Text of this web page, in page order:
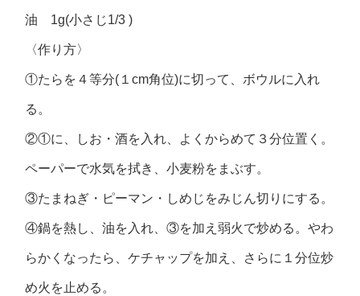
油 1g(小さじ1/3 )
〈作り方〉
①たらを４等分(１cm角位)に切って、ボウルに入れ
る。
②①に、しお・酒を入れ、よくからめて３分位置く。
ペーパーで水気を拭き、小麦粉をまぶす。
③たまねぎ・ピーマン・しめじをみじん切りにする。
④鍋を熱し、油を入れ、③を加え弱火で炒める。やわ
らかくなったら、ケチャップを加え、さらに１分位炒
め火を止める。